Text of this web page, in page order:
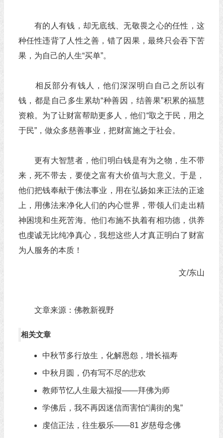
有的人有钱，却无底线、无敬畏之心的任性，这
种任性违背了人性之善，错了因果，最终只会吞下苦
果，为自己的人生“买单”。
相反部分有钱人，他们深深明白自己之所以有
钱，都是自己多生累劫“种善因，结善果”积累的福慧
资粮。为了让财富帮助更多人，他们“取之于民，用之
于民”，做众多慈善事业，把财富施之于社会。
更有大智慧者，他们明白钱是有为之物，生不带
来，死不带去，要使之富有大价值与大意义。于是，
他们把钱奉献于佛法事业，用在弘扬如来正法的正途
上，用佛法来净化人们的内心世界，带领人们走出精
神困境和生死苦海。他们布施不执着有相功德，供养
也虔诚无比纯净真心，我想这些人才真正明白了财富
为人服务的本质！
文/东山
文章来源：佛教新视野
相关文章
中秋节多行放生，化解恩怨，增长福寿
中秋月圆，仍有写不尽的悲欢
教师节忆人生最大福报——拜佛为师
学佛后，我不再因迷信而害怕“满街的鬼”
虔信正法，往生极乐——81 岁慈母念佛